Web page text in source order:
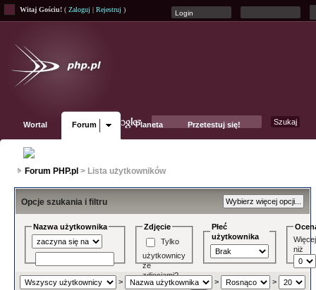
Witaj Gościu! ( Zaloguj | Rejestruj )
Wortal Forum Planeta Przetestuj się!
Forum PHP.pl > Lista użytkowników
Opcje szukania i filtru
Nazwa użytkownika
Zdjęcie
Tylko
użytkownicy
ze
zdjęciami?
Płeć
użytkownika
Więcej
niż
> >
>